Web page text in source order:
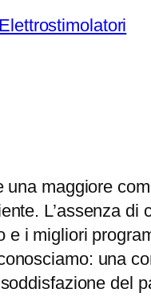
Elettrostimolatori
una maggiore
L’assenza di
i migliori
una
del